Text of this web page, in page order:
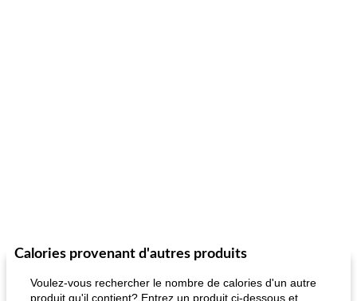
Calories provenant d'autres produits
Voulez-vous rechercher le nombre de calories d'un autre
produit qu'il contient? Entrez un produit ci-dessous et